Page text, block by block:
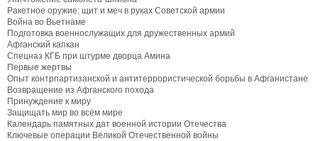
Ракетное оружие: щит и меч в руках Советской армии
Война во Вьетнаме
Подготовка военнослужащих для дружественных армий
Афганский капкан
Спецназ КГБ при штурме дворца Амина
Первые жертвы
Опыт контрпартизанской и антитеррористической борьбы в Афганистане
Возвращение из Афганского похода
Принуждение к миру
Защищать мир во всём мире
Календарь памятных дат военной истории Отечества
Ключевые операции Великой Отечественной войны